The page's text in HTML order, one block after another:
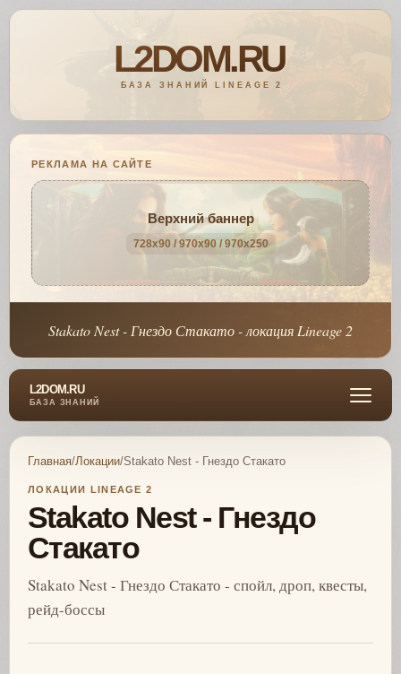
РЕКЛАМА НА САЙТЕ
Верхний баннер
728x90 / 970x90 / 970x250
Stakato Nest - Гнездо Стакато - локация Lineage 2
L2DOM.RU
БАЗА ЗНАНИЙ
Главная/Локации/Stakato Nest - Гнездо Стакато
ЛОКАЦИИ LINEAGE 2
Stakato Nest - Гнездо
Стакато
Stakato Nest - Гнездо Стакато - спойл, дроп, квесты,
рейд-боссы